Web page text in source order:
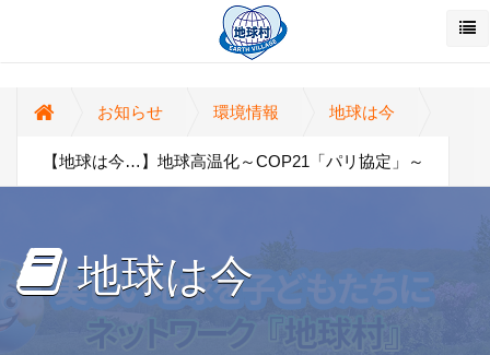
お知らせ 環境情報 地球は今
【地球は今…】地球高温化～COP21「パリ協定」～
地球は今